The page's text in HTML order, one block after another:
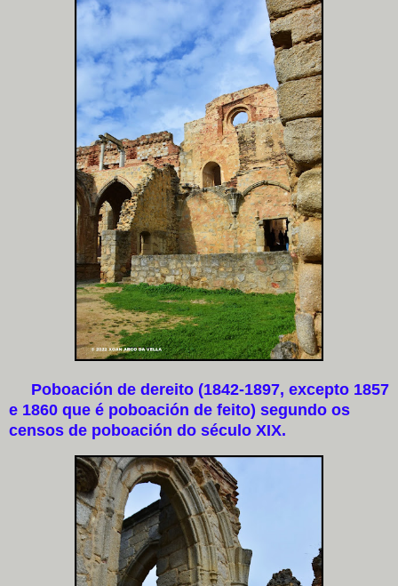
Poboación de dereito (1842-1897, excepto 1857
e 1860 que é poboación de feito) segundo os
censos de poboación do século XIX.